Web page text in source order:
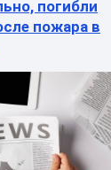
погибли
пожара в